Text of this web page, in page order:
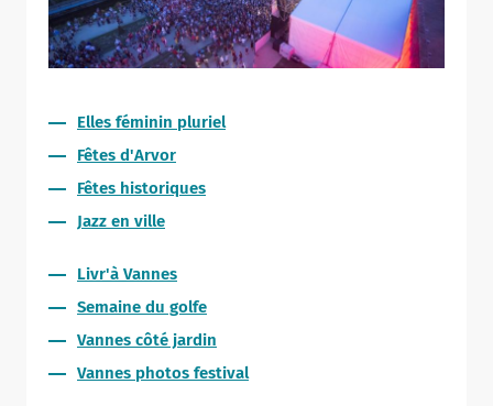
Elles féminin pluriel
Fêtes d'Arvor
Fêtes historiques
Jazz en ville
Livr'à Vannes
Semaine du golfe
Vannes côté jardin
Vannes photos festival